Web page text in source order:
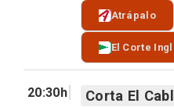
Atrápalo
El Corte
20:30h Corta El